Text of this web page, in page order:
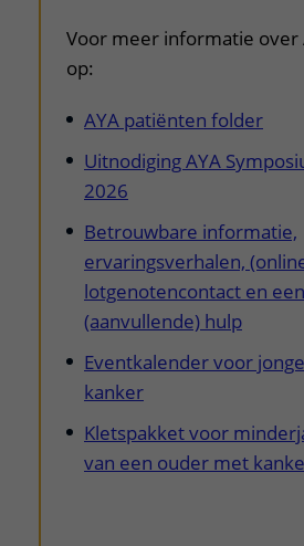
uitklapper, klik om
Voor meer informatie over
op:
AYA patiënten folder
Uitnodiging AYA
2026
Betrouwbare informatie,
ervaringsverhalen,
lotgenotencontact en
(aanvullende) hulp
Eventkalender voor
kanker
Kletspakket voor
van een ouder met